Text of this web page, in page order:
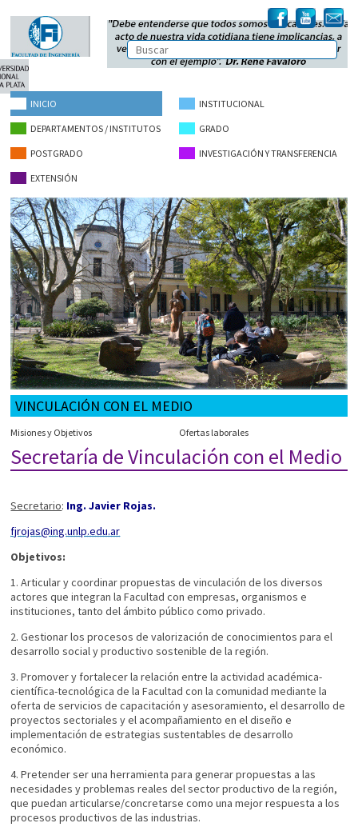
INICIO INSTITUCIONAL
DEPARTAMENTOS / INSTITUTOS GRADO
POSTGRADO INVESTIGACIÓN Y TRANSFERENCIA
EXTENSIÓN
VINCULACIÓN CON EL MEDIO
Misiones y Objetivos Ofertas laborales
Secretaría de Vinculación con el Medio
Secretario: Ing. Javier Rojas.
fjrojas@ing.unlp.edu.ar
Objetivos:
1. Articular y coordinar propuestas de vinculación de los diversos
actores que integran la Facultad con empresas, organismos e
instituciones, tanto del ámbito público como privado.
2. Gestionar los procesos de valorización de conocimientos para el
desarrollo social y productivo sostenible de la región.
3. Promover y fortalecer la relación entre la actividad académica-
científica-tecnológica de la Facultad con la comunidad mediante la
oferta de servicios de capacitación y asesoramiento, el desarrollo de
proyectos sectoriales y el acompañamiento en el diseño e
implementación de estrategias sustentables de desarrollo
económico.
4. Pretender ser una herramienta para generar propuestas a las
necesidades y problemas reales del sector productivo de la región,
que puedan articularse/concretarse como una mejor respuesta a los
procesos productivos de las industrias.